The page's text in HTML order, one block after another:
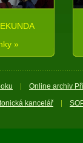
»
Online archiv
kancelář